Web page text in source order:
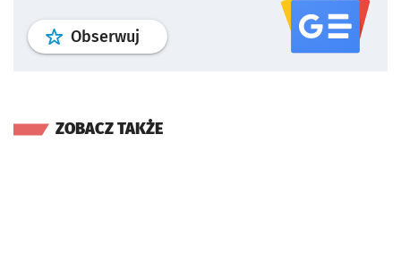
Obserwuj profil serwisu
ZOBACZ TAKŻE